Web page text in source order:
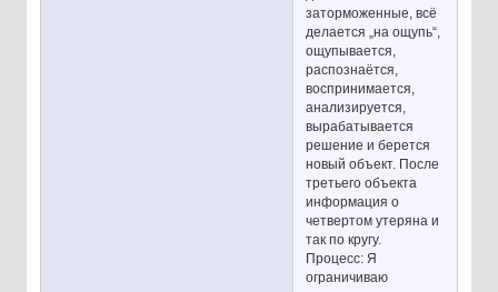
заторможенные, всё
делается „на ощупь“,
ощупывается,
распознаётся,
воспринимается,
анализируется,
вырабатывается
решение и берется
новый объект. После
третьего объекта
информация о
четвертом утеряна и
так по кругу.
Процесс: Я
ограничиваю